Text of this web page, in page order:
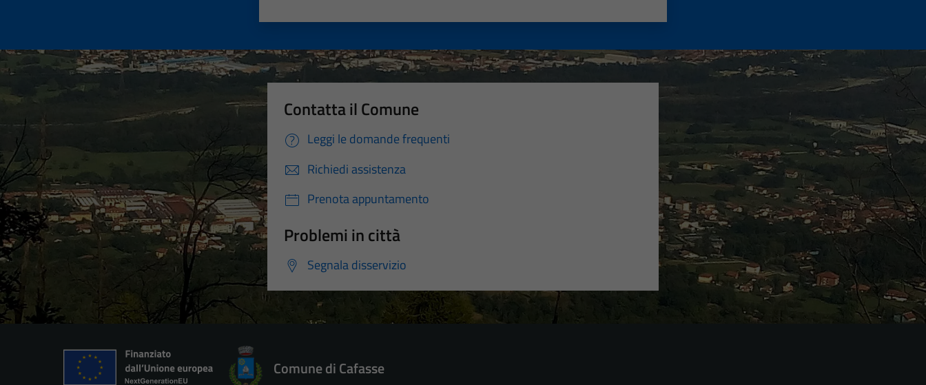
Contatta il Comune
Leggi le domande frequenti
Richiedi assistenza
Prenota appuntamento
Problemi in città
Segnala disservizio
Comune di Cafasse